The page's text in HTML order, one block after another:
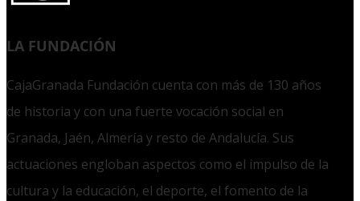
LA FUNDACIÓN
CajaGranada Fundación cuenta con más de 130 años
de historia y con una fuerte vocación social en
Granada, Jaén, Almería y resto de Andalucía. Sus
actuaciones engloban aspectos como el impulso de la
cultura y la educación, el deporte, el fomento de la